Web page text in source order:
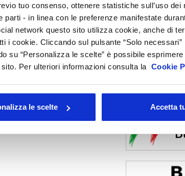
tuo consenso, ottenere statistiche sull’uso dei
- in linea con le preferenze manifestate
network questo sito utilizza cookie, anche di
i cookie. Cliccando sul pulsante “Solo
su “Personalizza le scelte” è possibile
Per ulteriori informazioni consulta la Cookie
le scelte Accetta
Tutti gli anni
2026
2022
2018
2014
2013
2006
2002